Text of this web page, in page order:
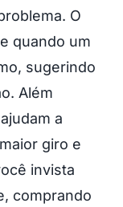
O
quando um
sugerindo
Além
a
giro e
invista
comprando